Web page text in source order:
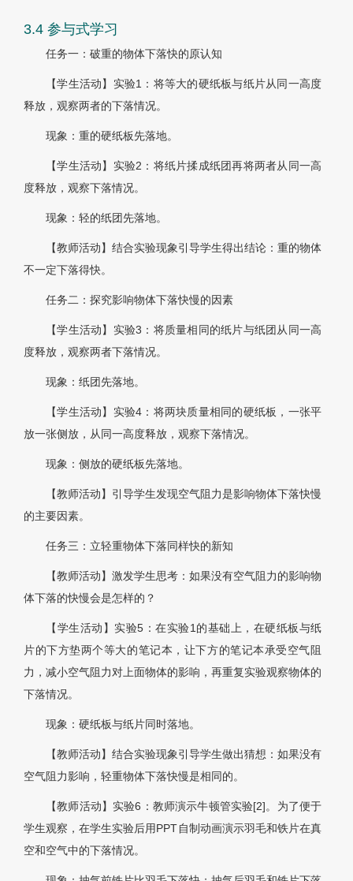
3.4 参与式学习
任务一：破重的物体下落快的原认知
【学生活动】实验1：将等大的硬纸板与纸片从同一高度
释放，观察两者的下落情况。
现象：重的硬纸板先落地。
【学生活动】实验2：将纸片揉成纸团再将两者从同一高
度释放，观察下落情况。
现象：轻的纸团先落地。
【教师活动】结合实验现象引导学生得出结论：重的物体
不一定下落得快。
任务二：探究影响物体下落快慢的因素
【学生活动】实验3：将质量相同的纸片与纸团从同一高
度释放，观察两者下落情况。
现象：纸团先落地。
【学生活动】实验4：将两块质量相同的硬纸板，一张平
放一张侧放，从同一高度释放，观察下落情况。
现象：侧放的硬纸板先落地。
【教师活动】引导学生发现空气阻力是影响物体下落快慢
的主要因素。
任务三：立轻重物体下落同样快的新知
【教师活动】激发学生思考：如果没有空气阻力的影响物
体下落的快慢会是怎样的？
【学生活动】实验5：在实验1的基础上，在硬纸板与纸
片的下方垫两个等大的笔记本，让下方的笔记本承受空气阻
力，减小空气阻力对上面物体的影响，再重复实验观察物体的
下落情况。
现象：硬纸板与纸片同时落地。
【教师活动】结合实验现象引导学生做出猜想：如果没有
空气阻力影响，轻重物体下落快慢是相同的。
【教师活动】实验6：教师演示牛顿管实验[2]。为了便于
学生观察，在学生实验后用PPT自制动画演示羽毛和铁片在真
空和空气中的下落情况。